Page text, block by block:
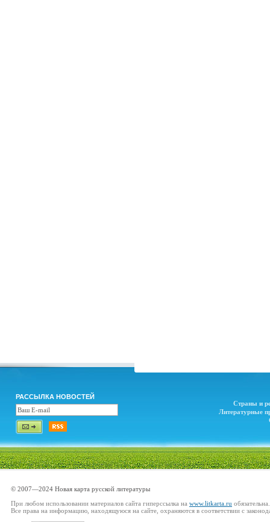
РАССЫЛКА НОВОСТЕЙ
Страны и
Литературные
© 2007—2024 Новая карта русской литературы
При любом использовании материалов сайта гиперссылка на www.litkarta.ru обязательна.
Все права на информацию, находящуюся на сайте, охраняются в соответствии с